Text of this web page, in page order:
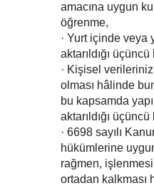
amacına uygun
öğrenme,
· Yurt içinde veya
aktarıldığı
· Kişisel
olması hâlinde
bu kapsamda
aktarıldığı
· 6698 sayılı
hükümlerine
rağmen,
ortadan kalkması